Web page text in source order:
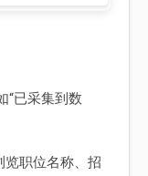
“已采集到数
览职位名称、招